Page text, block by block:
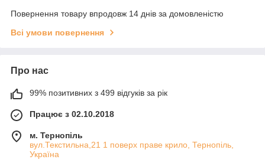
Повернення товару впродовж 14 днів за домовленістю
Всі умови повернення
Про нас
99% позитивних з 499 відгуків за рік
Працює з 02.10.2018
м. Тернопіль
вул.Текстильна,21 1 поверх праве крило, Тернопіль,
Україна